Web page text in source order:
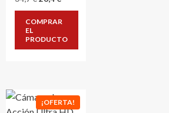
precio
original
34,7 €.
precio
actual
26,4 €.
COMPRAR
EL
PRODUCTO
¡OFERTA!